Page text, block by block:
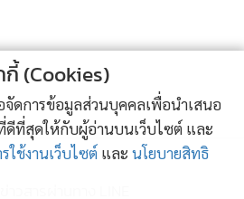
ซลูชันฮาร์ดแวร์และซอฟต์แวร์ที่ก้าว
นนี้ไปสู่ระบบนิเวศที่เปิดกว้างของนัก
ญญาประดิษฐ์ (AI) จะเข้ามาเปลี่ยน
ไม่ว่าจะเป็นวิธีการทำงาน การเรียน
กี้ (Cookies)
จัดการข้อมูลส่วนบุคคลเพื่อนำเสนอ
ที่สุดให้กับผู้อ่านบนเว็บไซต์ และ
ใช้งานเว็บไซต์ และ นโยบายสิทธิ